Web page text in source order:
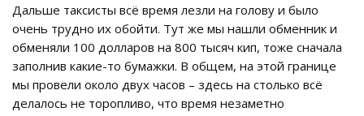
Дальше таксисты всё время лезли на голову и было
очень трудно их обойти. Тут же мы нашли обменник и
обменяли 100 долларов на 800 тысяч кип, тоже сначала
заполнив какие-то бумажки. В общем, на этой границе
мы провели около двух часов – здесь на столько всё
делалось не торопливо, что время незаметно